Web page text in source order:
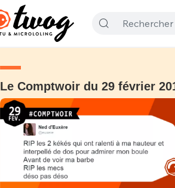
Le Comptwoir du 29 février